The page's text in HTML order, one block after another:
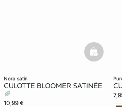
nora satin
CULOTTE BLOOMER SATINÉE
10,99 €
basketfull